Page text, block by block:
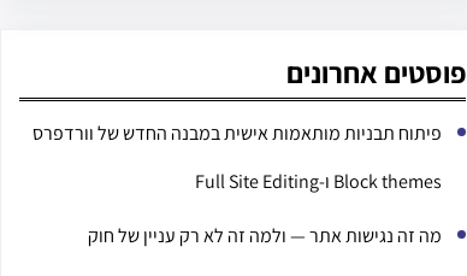
פוסטים אחרונים
פיתוח תבניות מותאמות אישית במבנה החדש של וורדפרס
Block themes ו-Full Site Editing
מה זה נגישות אתר — ולמה זה לא רק עניין של חוק